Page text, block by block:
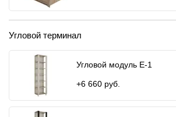
Угловой терминал
Угловой модуль Е-1
+6 660 руб.